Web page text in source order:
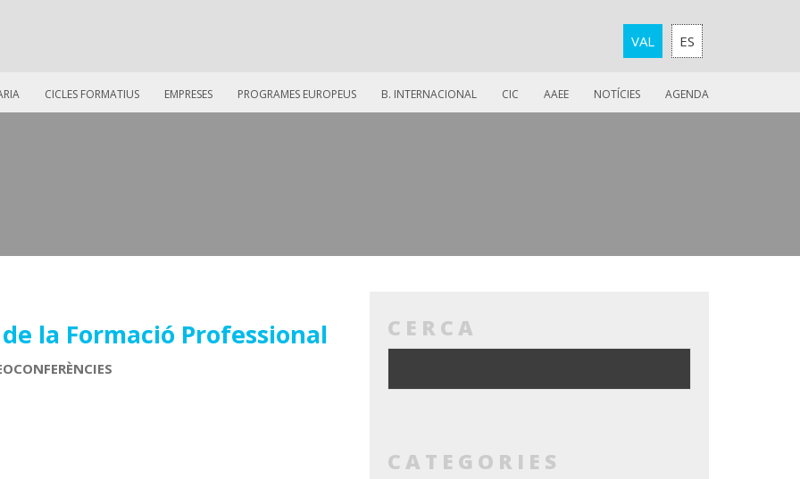
VAL ES
CICLES FORMATIUS EMPRESES PROGRAMES EUROPEUS B. INTERNACIONAL CIC AAEE NOTÍCIES AGENDA
la Formació Professional CERCA
CATEGORIES